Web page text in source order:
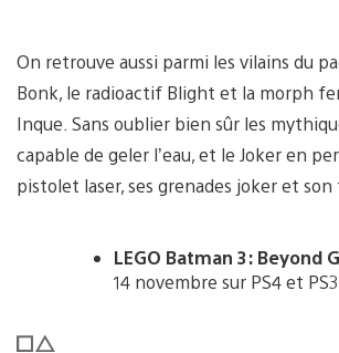
On retrouve aussi parmi les vilains du
Bonk, le radioactif Blight et la morph
Inque. Sans oublier bien sûr les
capable de geler l’eau, et le Joker en
pistolet laser, ses grenades joker et son
LEGO Batman 3: Beyond
14 novembre sur PS4 et PS3.